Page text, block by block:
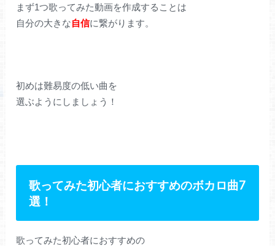
まず1つ歌ってみた動画を作成することは
自分の大きな自信に繋がります。
初めは難易度の低い曲を
選ぶようにしましょう！
歌ってみた初心者におすすめのボカロ曲7
選！
歌ってみた初心者におすすめの